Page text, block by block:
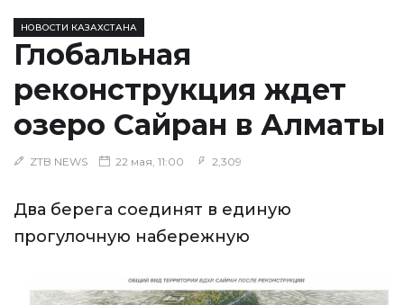
НОВОСТИ КАЗАХСТАНА
Глобальная
реконструкция ждет
озеро Сайран в Алматы
ZTB NEWS 22 мая, 11:00 2,309
Два берега соединят в единую
прогулочную набережную